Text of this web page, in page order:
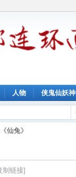
人物 侠鬼仙妖神
仙兔》
制链接]